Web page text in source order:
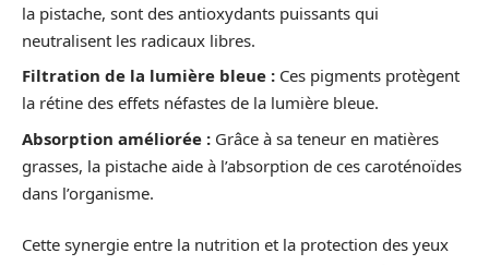
la pistache, sont des antioxydants puissants qui
neutralisent les radicaux libres.
Filtration de la lumière bleue : Ces pigments protègent
la rétine des effets néfastes de la lumière bleue.
Absorption améliorée : Grâce à sa teneur en matières
grasses, la pistache aide à l’absorption de ces caroténoïdes
dans l’organisme.
Cette synergie entre la nutrition et la protection des yeux